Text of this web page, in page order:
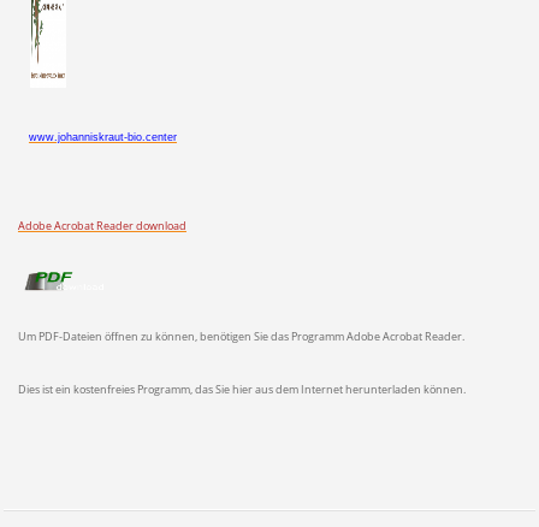
www.johanniskraut-bio.center
Adobe Acrobat Reader download
Um PDF-Dateien öffnen zu können, benötigen Sie das Programm Adobe Acrobat Reader.
Dies ist ein kostenfreies Programm, das Sie hier aus dem Internet herunterladen können.